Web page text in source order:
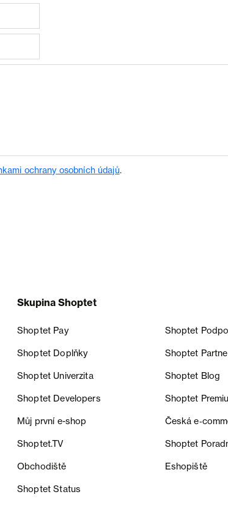
ochrany osobních údajů.
Skupina Shoptet
Shoptet Pay Shoptet
Shoptet Doplňky Shoptet
Shoptet Univerzita Shoptet Blog
Shoptet Developers Shoptet
Můj první e-shop Česká
Shoptet.TV Shoptet
Obchodiště Eshopiště
Shoptet Status